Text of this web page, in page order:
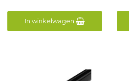
In winkelwagen